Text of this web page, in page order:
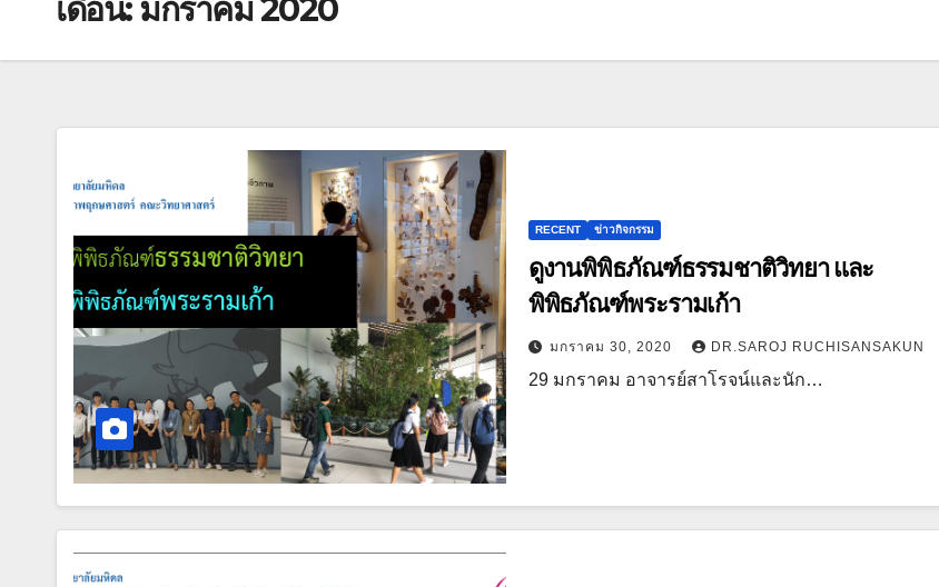
เดือน:มกราคม 2020
RECENT ข่าวกิจกรรม
ดูงานพิพิธภัณฑ์ธรรมชาติวิทยา และ
พิพิธภัณฑ์พระรามเก้า
มกราคม 30, 2020 DR.SAROJ RUCHISANSAKUN
29 มกราคม อาจารย์สาโรจน์และนัก…